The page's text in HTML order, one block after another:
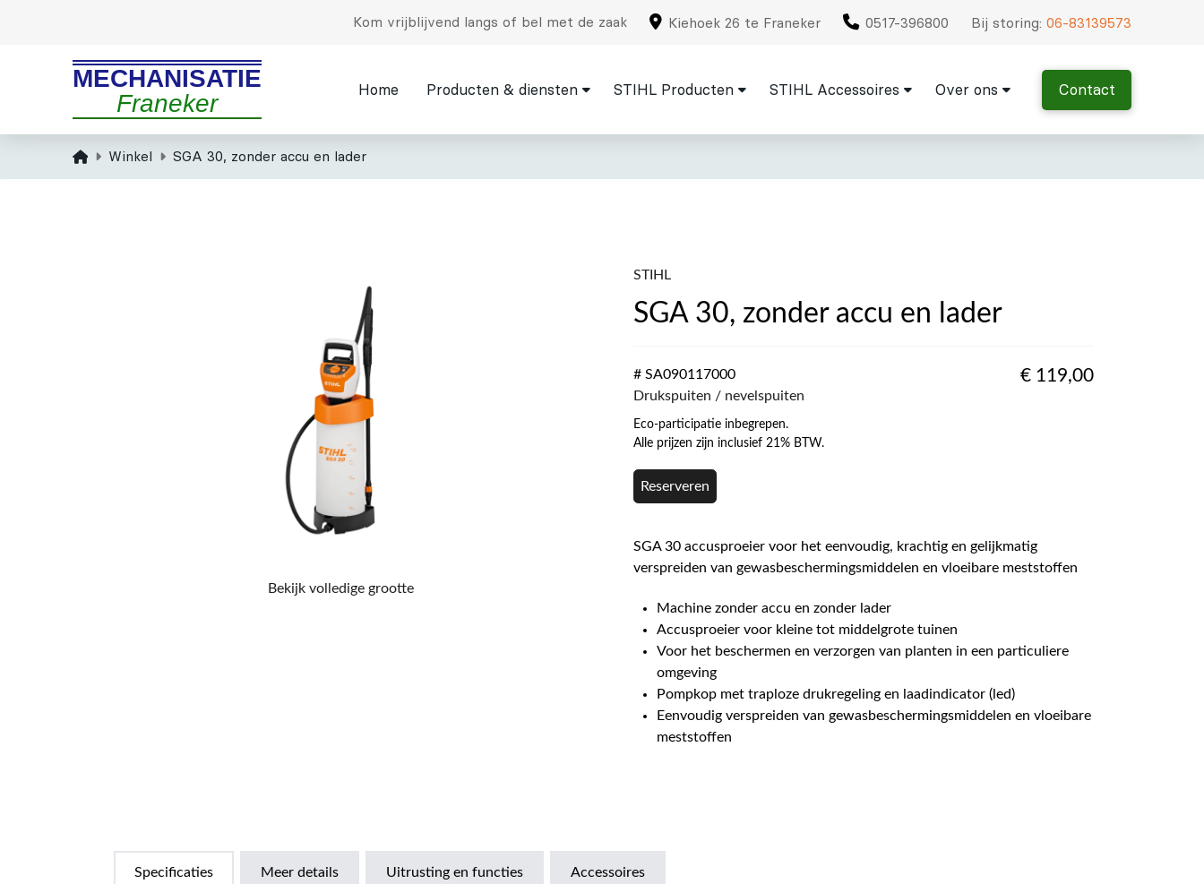
Kom vrijblijvend langs of bel met de zaak Kiehoek 26 te Franeker 0517-396800 Bij storing:06-83139573
MECHANISATIE
Franeker
Home Producten & diensten STIHL Producten STIHL Accessoires Over ons Contact
HomeWinkel SGA 30, zonder accu en lader
Bekijk volledige grootte
STIHL
SGA 30, zonder accu en lader
# SA090117000
Drukspuiten / nevelspuiten
€ 119,00
Eco-participatie inbegrepen.
Alle prijzen zijn inclusief 21% BTW.
Reserveren
SGA 30 accusproeier voor het eenvoudig, krachtig en gelijkmatig
verspreiden van gewasbeschermingsmiddelen en vloeibare meststoffen
Machine zonder accu en zonder lader
Accusproeier voor kleine tot middelgrote tuinen
Voor het beschermen en verzorgen van planten in een particuliere
omgeving
Pompkop met traploze drukregeling en laadindicator (led)
Eenvoudig verspreiden van gewasbeschermingsmiddelen en vloeibare
meststoffen
Specificaties Meer details Uitrusting en functies Accessoires